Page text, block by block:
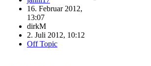
16. Februar 2012,
13:07
dirkM
2. Juli 2012, 10:12
Off Topic